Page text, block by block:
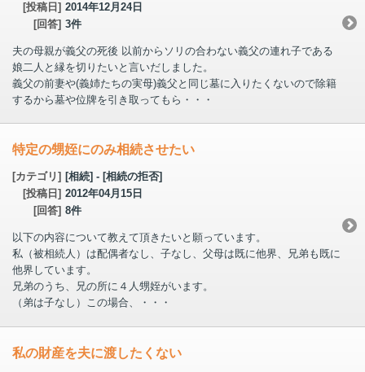
[投稿日] 2014年12月24日
[回答] 3件
夫の母親が義父の死後 以前からソリの合わない義父の連れ子である
娘二人と縁を切りたいと言いだしました。
義父の前妻や(義姉たちの実母)義父と同じ墓に入りたくないので除籍
するから墓や位牌を引き取ってもら・・・
特定の甥姪にのみ相続させたい
[カテゴリ] [相続] - [相続の拒否]
[投稿日] 2012年04月15日
[回答] 8件
以下の内容について教えて頂きたいと願っています。
私（被相続人）は配偶者なし、子なし、父母は既に他界、兄弟も既に
他界しています。
兄弟のうち、兄の所に４人甥姪がいます。
（弟は子なし）この場合、・・・
私の財産を夫に渡したくない